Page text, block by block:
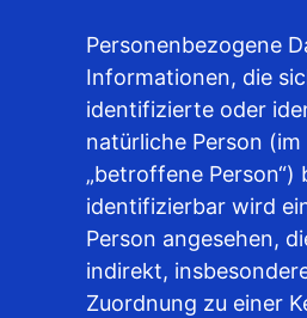
Personenbezogene
Informationen, die
identifizierte oder
natürliche Person (im
„betroffene Person“)
identifizierbar wird
Person angesehen,
indirekt,
Zuordnung zu einer